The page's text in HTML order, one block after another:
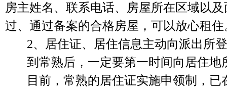
房主姓名、联系电话、房屋所在区域以
过、通过备案的合格房屋，可以放心租住
2、
居住证、居住信息主动向派出所
到常熟后，一定要第一时间向居住地
目前，常熟的居住证实施申领制，